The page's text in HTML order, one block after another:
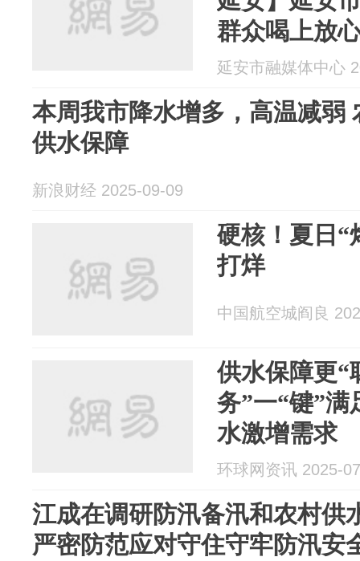
群众喝上放
延安市融媒体中心
本周我市降水增多，高温减弱
供水保障
新浪财经 2025-09-09
硬核！夏日“
打烊
中国航空城阎良
供水保障更“
务”一“键”满
水激增需求
环球网资讯 2025-
江成在调研防汛备汛和农村供
严密防范应对守住守牢防汛安